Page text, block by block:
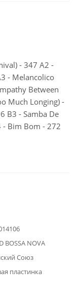
- 347 A2 -
- Melancolico
Between
Much Longing) -
B3 - Samba De
- Bim Bom - 272
BOSSA NOVA
Союз
пластинка